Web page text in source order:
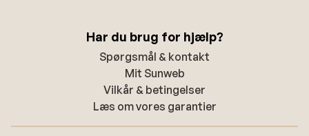
Har du brug for hjælp?
Spørgsmål & kontakt
Mit Sunweb
Vilkår & betingelser
Læs om vores garantier